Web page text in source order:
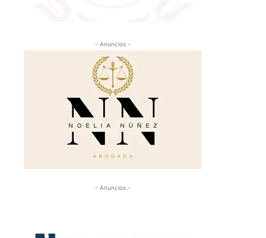
- Anuncios -
- Anuncios -